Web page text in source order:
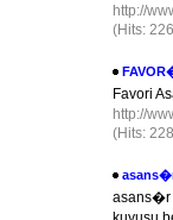
http://
(Hits:
Favori
http://
(Hits: